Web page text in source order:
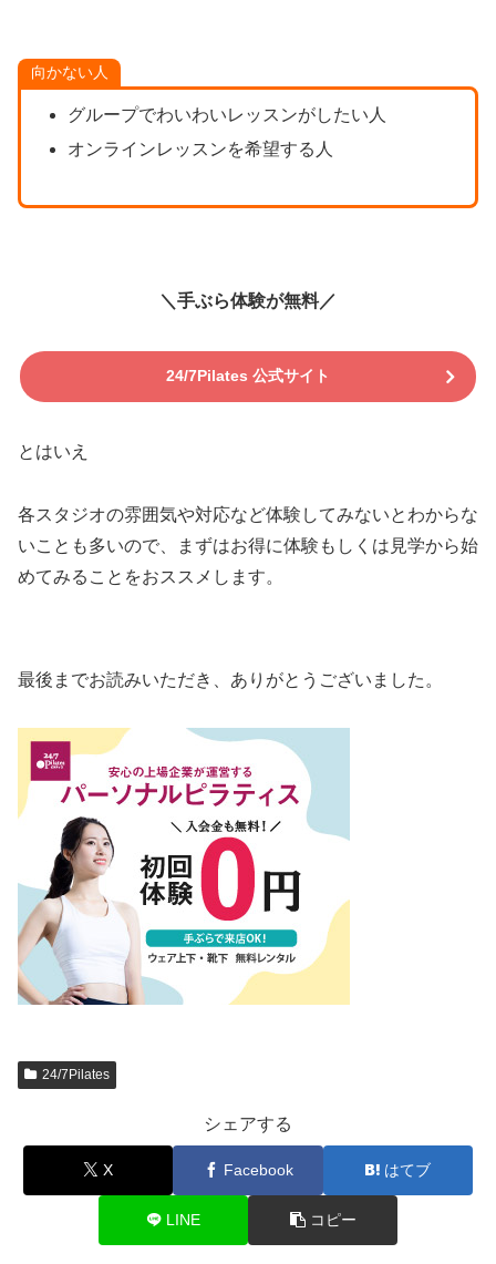
向かない人
グループでわいわいレッスンがしたい人
オンラインレッスンを希望する人
＼手ぶら体験が無料／
24/7Pilates 公式サイト
とはいえ
各スタジオの雰囲気や対応など体験してみないとわからな
いことも多いので、まずはお得に体験もしくは見学から始
めてみることをおススメします。
最後までお読みいただき、ありがとうございました。
24/7Pilates
シェアする
X Facebook はてブ
LINE コピー